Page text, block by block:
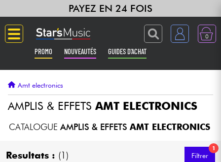
PAYEZ EN 24 FOIS
0
PROMO NOUVEAUTÉS GUIDES D'ACHAT
Guitares & Basses
Amplis & Effets
Claviers & Pianos
Amt electronics
AMPLIS & EFFETS AMT ELECTRONICS
CATALOGUE AMPLIS & EFFETS AMT ELECTRONICS
Resultats : (1)
1
Filtrer